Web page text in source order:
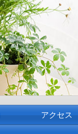
アクセス